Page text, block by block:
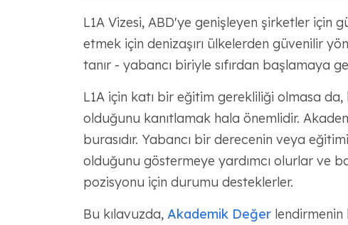
L1A Vizesi, ABD'ye genişleyen şirketler için
etmek için denizaşırı ülkelerden güvenilir
tanır - yabancı biriyle sıfırdan başlamaya
L1A için katı bir eğitim gerekliliği olmasa
olduğunu kanıtlamak hala önemlidir.
burasıdır. Yabancı bir derecenin veya
olduğunu göstermeye yardımcı olurlar ve
pozisyonu için durumu desteklerler.
Bu kılavuzda, Akademik Değerlendirmenin